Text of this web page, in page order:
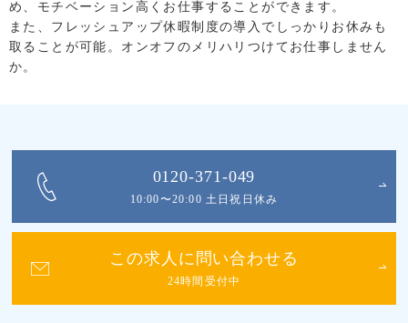
め、モチベーション高くお仕事することができます。
また、フレッシュアップ休暇制度の導入でしっかりお休みも
取ることが可能。オンオフのメリハリつけてお仕事しません
か。
0120-371-049
10:00〜20:00 土日祝日休み
この求人に問い合わせる
24時間受付中